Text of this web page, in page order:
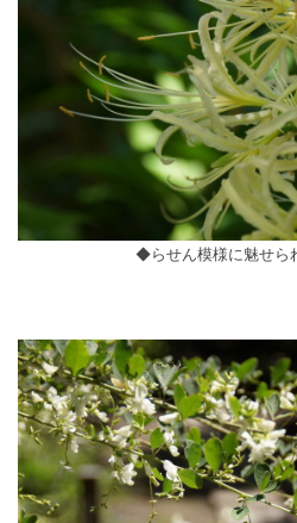
◆らせん模様に魅せら